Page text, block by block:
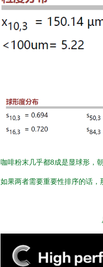
咖啡粉末几乎都8成是显球形，
如果两者需要重要性排序的话，